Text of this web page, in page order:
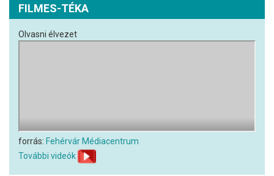
FILMES-TÉKA
Olvasni élvezet
forrás: Fehérvár Médiacentrum
További videók